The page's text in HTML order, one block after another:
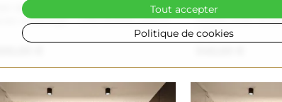
Set de miroirs de salle de bain
avec éclairage - UNIVERSE LED II
Set de miroirs
sablés avec
LED III
Politique de cookies
Tout accepter